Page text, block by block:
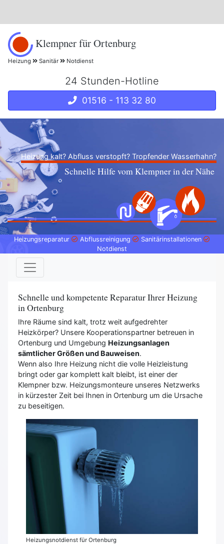
Klempner für Ortenburg
Heizung Sanitär Notdienst
24 Stunden-Hotline
01516 - 113 32 80
Heizung kalt? Abfluss verstopft? Tropfender Wasserhahn?
Schnelle Hilfe vom Klempner in der Nähe
Heizungsreparatur Abflussreinigung
Sanitärinstallationen
Notdienst
Schnelle und kompetente Reparatur Ihrer Heizung
in Ortenburg
Ihre Räume sind kalt, trotz weit aufgedrehter
Heizkörper? Unsere Kooperationspartner betreuen in
Ortenburg und Umgebung Heizungsanlagen
sämtlicher Größen und Bauweisen.
Wenn also Ihre Heizung nicht die volle Heizleistung
bringt oder gar komplett kalt bleibt, ist einer der
Klempner bzw. Heizungsmonteure unseres Netzwerks
in kürzester Zeit bei Ihnen in Ortenburg um die Ursache
zu beseitigen.
Heizungsnotdienst für Ortenburg